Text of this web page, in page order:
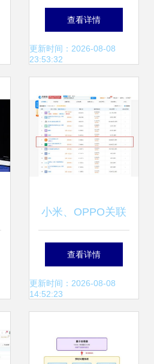
家 茌平地区计算机
软硬件网站设计专
查看详情
更新时间：2026-08-08
23:53:32
小米、OPPO关联
公司战略入股美幻
科技，跨界布局地
域
查看详情
更新时间：2026-08-08
14:52:23